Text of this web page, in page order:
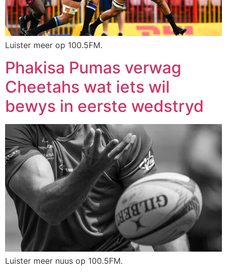
Luister meer op 100.5FM.
Phakisa Pumas verwag
Cheetahs wat iets wil
bewys in eerste wedstryd
Luister meer nuus op 100.5FM.